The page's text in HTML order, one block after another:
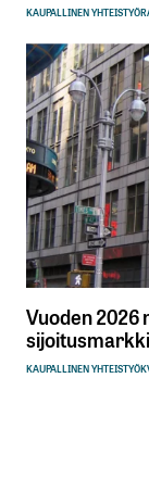
KAUPALLINEN YHTEISTYÖ
Vuoden
KAUPALLINEN YHTEISTYÖ